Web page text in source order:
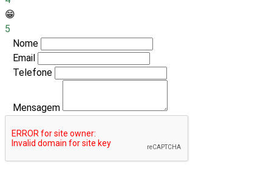
😁
5
Nome
Email
Telefone
Mensagem